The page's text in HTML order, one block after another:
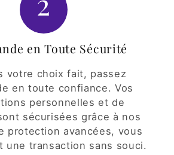
en Toute Sécurité
votre choix fait, passez
en toute confiance. Vos
personnelles et de
sécurisées grâce à nos
protection avancées, vous
une transaction sans souci.